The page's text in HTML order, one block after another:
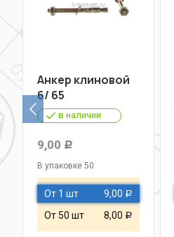
Анкер клиновой
6/ 65
в наличии
9,00 Р
В упаковке 50
От 1 шт 9,00 Р
От 50 шт 8,00 Р